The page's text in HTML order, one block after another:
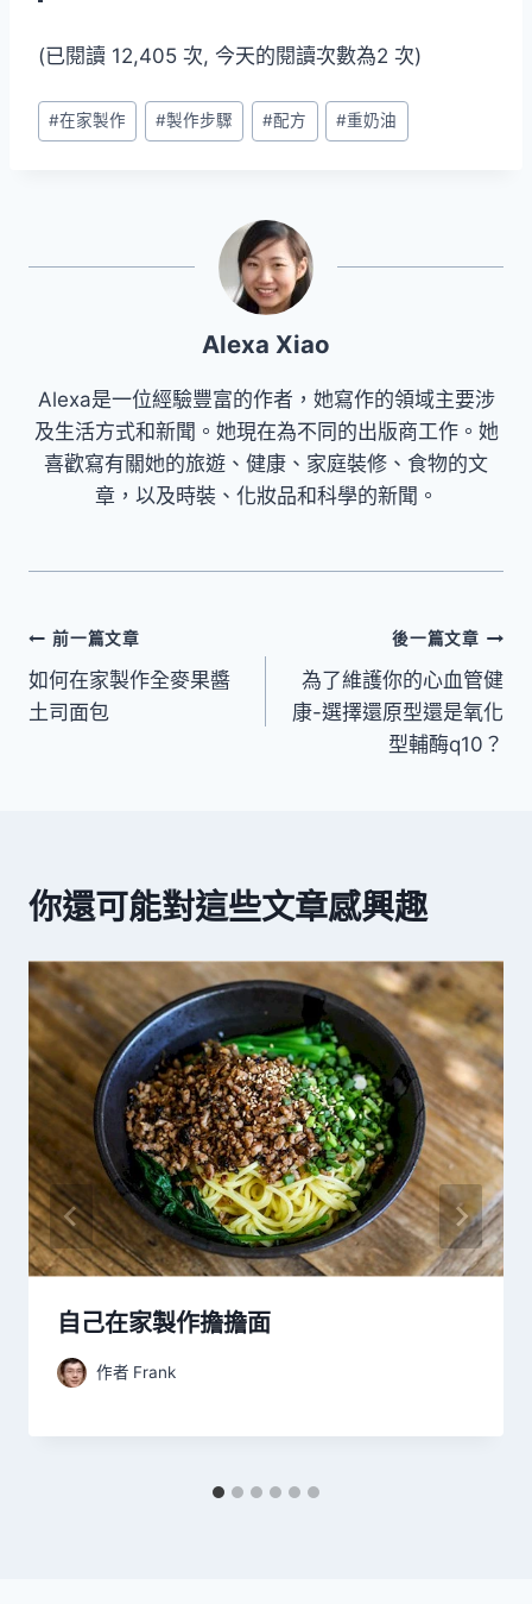
(已閱讀 12,405 次, 今天的閱讀次數為2 次)
Post
Tags:
#在家製作 #製作步驟 #配方 #重奶油
Alexa Xiao
Alexa是一位經驗豐富的作者，她寫作的領域主要涉
及生活方式和新聞。她現在為不同的出版商工作。她
喜歡寫有關她的旅遊、健康、家庭裝修、食物的文
章，以及時裝、化妝品和科學的新聞。
文
章
前一篇文章
如何在家製作全麥果醬
土司面包
後一篇文章
為了維護你的心血管健
康-選擇還原型還是氧化
型輔酶q10？
你還可能對這些文章感興趣
自己在家製作擔擔面
作者 Frank